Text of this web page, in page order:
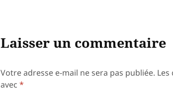
Laisser un commentaire
Votre adresse e-mail ne sera pas publiée.
avec*